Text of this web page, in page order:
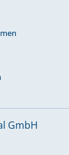
GmbH